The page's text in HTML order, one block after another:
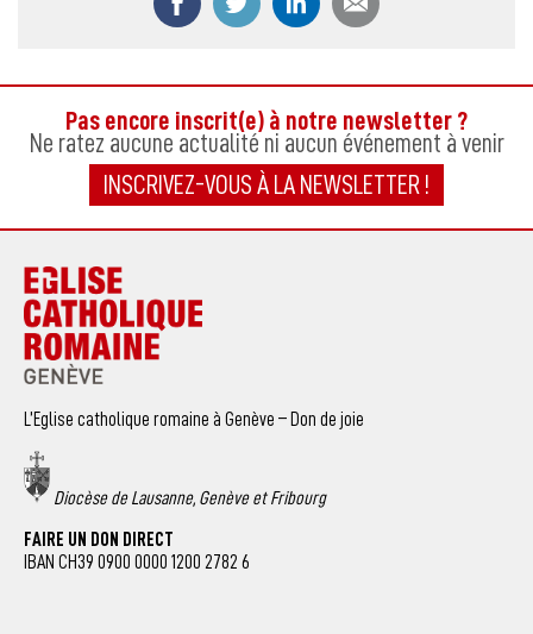
Pas encore inscrit(e) à notre newsletter ?
Ne ratez aucune actualité ni aucun événement à venir
INSCRIVEZ-VOUS À LA NEWSLETTER !
L’Eglise catholique romaine à Genève – Don de joie
Diocèse de Lausanne, Genève et Fribourg
FAIRE UN DON DIRECT
IBAN CH39 0900 0000 1200 2782 6